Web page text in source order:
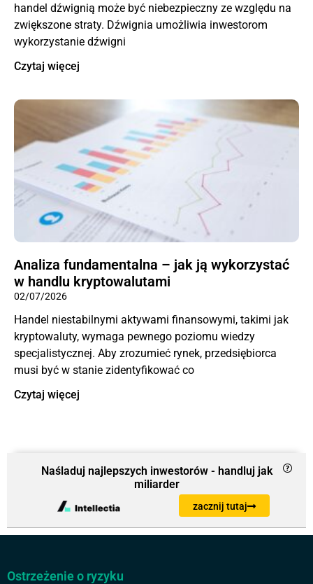
handel dźwignią może być niebezpieczny ze względu na
zwiększone straty. Dźwignia umożliwia inwestorom
wykorzystanie dźwigni
Czytaj więcej
Analiza fundamentalna – jak ją wykorzystać
w handlu kryptowalutami
02/07/2026
Handel niestabilnymi aktywami finansowymi, takimi jak
kryptowaluty, wymaga pewnego poziomu wiedzy
specjalistycznej. Aby zrozumieć rynek, przedsiębiorca
musi być w stanie zidentyfikować co
Czytaj więcej
Naśladuj najlepszych inwestorów - handluj jak
miliarder
zacznij tutaj
Ostrzeżenie o ryzyku